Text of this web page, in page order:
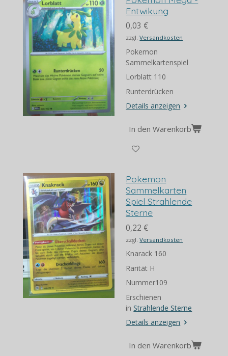
Entwikung
0,03 €
zzgl.Versandkosten
Pokemon
Sammelkartenspiel
Lorblatt 110
Runterdrücken
Details anzeigen
In den Warenkorb
Pokemon
Sammelkarten
Spiel Strahlende
Sterne
0,22 €
zzgl.Versandkosten
Knarack 160
Rarität H
Nummer109
Erschienen
inStrahlende Sterne
Details anzeigen
In den Warenkorb